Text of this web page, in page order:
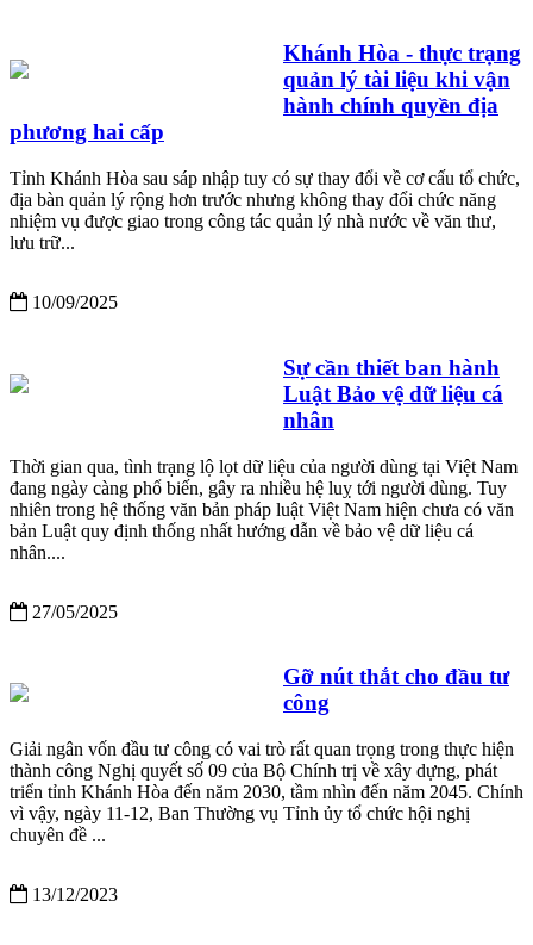
Khánh Hòa - thực trạng
quản lý tài liệu khi vận
hành chính quyền địa
phương hai cấp
Tỉnh Khánh Hòa sau sáp nhập tuy có sự thay đổi về cơ cấu tổ chức,
địa bàn quản lý rộng hơn trước nhưng không thay đổi chức năng
nhiệm vụ được giao trong công tác quản lý nhà nước về văn thư,
lưu trữ...
10/09/2025
Sự cần thiết ban hành
Luật Bảo vệ dữ liệu cá
nhân
Thời gian qua, tình trạng lộ lọt dữ liệu của người dùng tại Việt Nam
đang ngày càng phổ biến, gây ra nhiều hệ luỵ tới người dùng. Tuy
nhiên trong hệ thống văn bản pháp luật Việt Nam hiện chưa có văn
bản Luật quy định thống nhất hướng dẫn về bảo vệ dữ liệu cá
nhân....
27/05/2025
Gỡ nút thắt cho đầu tư
công
Giải ngân vốn đầu tư công có vai trò rất quan trọng trong thực hiện
thành công Nghị quyết số 09 của Bộ Chính trị về xây dựng, phát
triển tỉnh Khánh Hòa đến năm 2030, tầm nhìn đến năm 2045. Chính
vì vậy, ngày 11-12, Ban Thường vụ Tỉnh ủy tổ chức hội nghị
chuyên đề ...
13/12/2023